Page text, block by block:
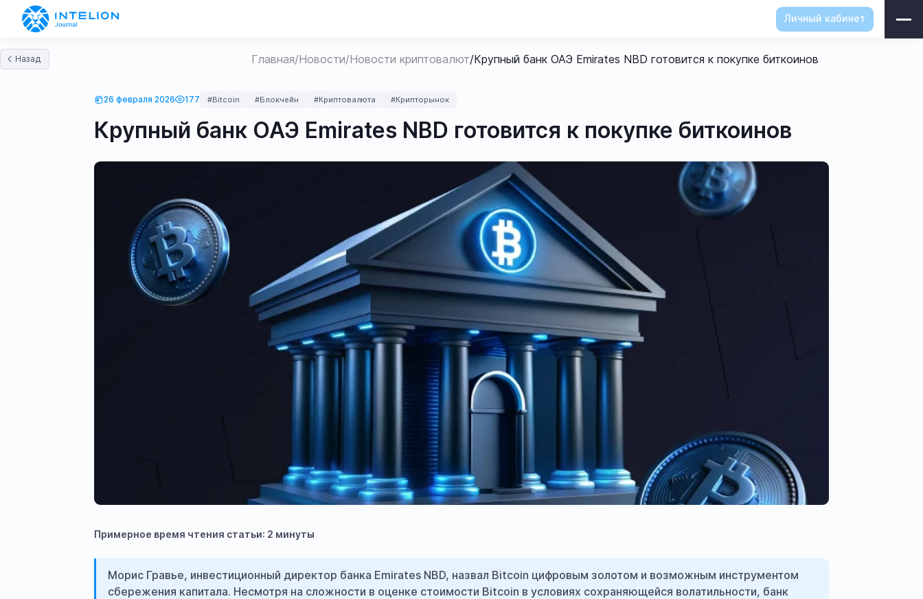
Личный кабинет
Назад Главная/Новости/Новости криптовалют/Крупный банк ОАЭ Emirates NBD готовится к покупке биткоинов
26 февраля 2026 177 #Bitcoin #Блокчейн #Криптовалюта #Крипторынок
Крупный банк ОАЭ Emirates NBD готовится к покупке биткоинов
Примерное время чтения статьи: 2 минуты
Морис Гравье, инвестиционный директор банка Emirates NBD, назвал Bitcoin цифровым золотом и возможным инструментом
сбережения капитала. Несмотря на сложности в оценке стоимости Bitcoin в условиях сохраняющейся волатильности, банк